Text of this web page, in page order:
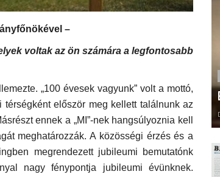
–
voltak az ön számára a legfontosabb
„100 évesek vagyunk” volt a mottó,
először meg kellett találnunk az
ennek a „MI”-nek hangsúlyoznia kell
meghatározzák. A közösségi érzés és a
megrendezett jubileumi bemutatónk
nagy fénypontja jubileumi évünknek.